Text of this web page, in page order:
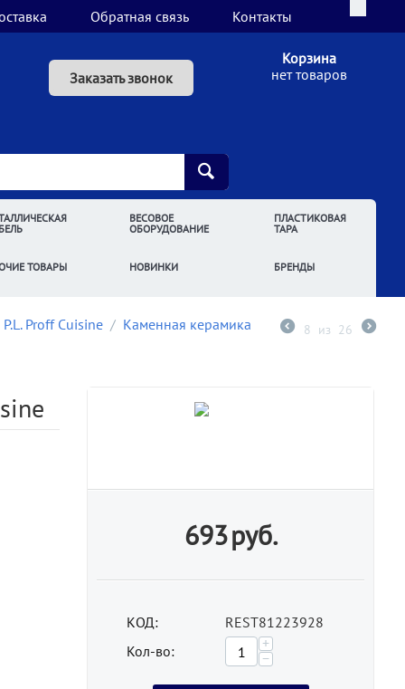
Обратная связь Контакты
Заказать звонок
Корзина
нет товаров
ВЕСОВОЕ
ОБОРУДОВАНИЕ
ПЛАСТИКОВАЯ
ТАРА
ТОВАРЫ НОВИНКИ БРЕНДЫ
Proff Cuisine / Каменная керамика
8 из 26
693руб.
КОД:
REST81223928
Кол-во:
+
−